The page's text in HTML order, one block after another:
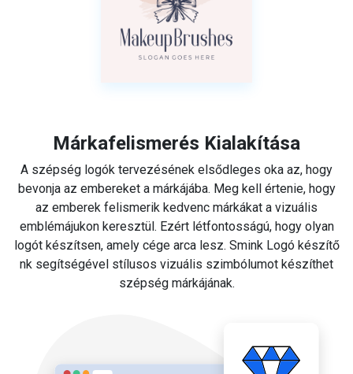
Márkafelismerés Kialakítása
A szépség logók tervezésének elsődleges oka az, hogy
bevonja az embereket a márkájába. Meg kell értenie, hogy
az emberek felismerik kedvenc márkákat a vizuális
emblémájukon keresztül. Ezért létfontosságú, hogy olyan
logót készítsen, amely cége arca lesz. Smink Logó készítő
nk segítségével stílusos vizuális szimbólumot készíthet
szépség márkájának.